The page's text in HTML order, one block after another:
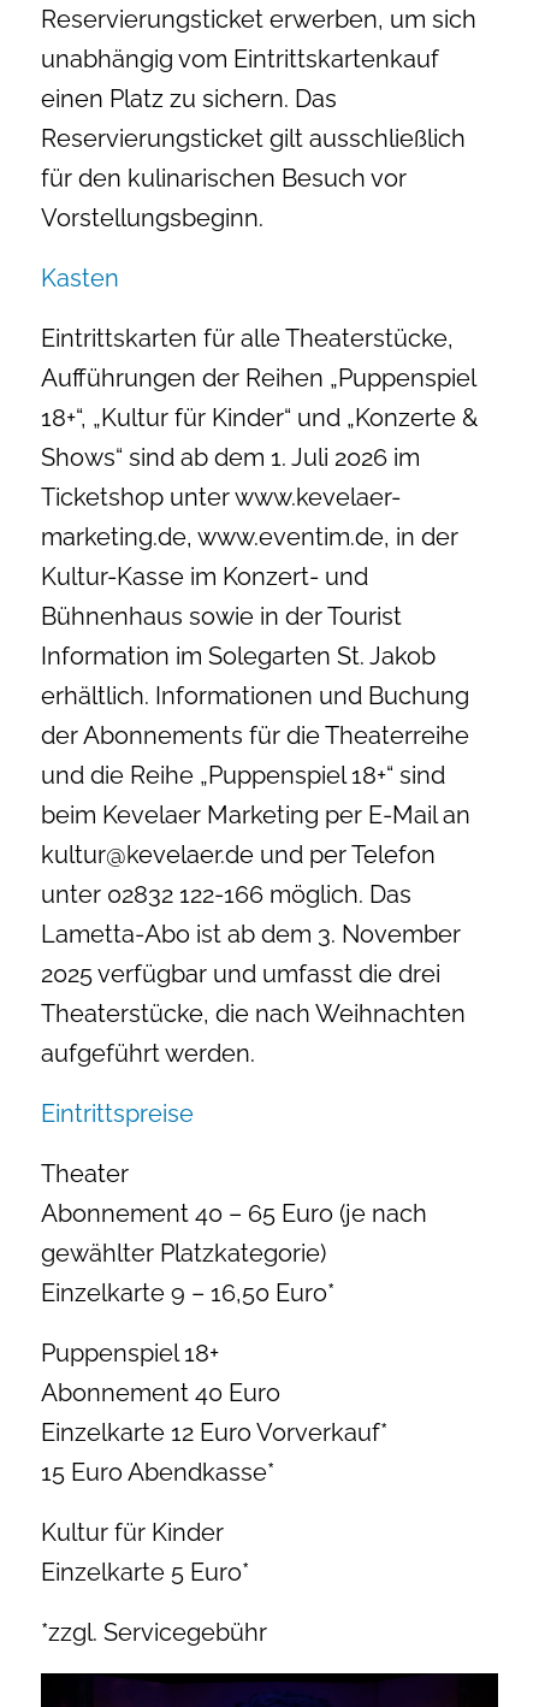
Reservierungsticket erwerben, um sich
unabhängig vom Eintrittskartenkauf
einen Platz zu sichern. Das
Reservierungsticket gilt ausschließlich
für den kulinarischen Besuch vor
Vorstellungsbeginn.
Kasten
Eintrittskarten für alle Theaterstücke,
Aufführungen der Reihen „Puppenspiel
18+“, „Kultur für Kinder“ und „Konzerte &
Shows“ sind ab dem 1. Juli 2026 im
Ticketshop unter www.kevelaer-
marketing.de, www.eventim.de, in der
Kultur-Kasse im Konzert- und
Bühnenhaus sowie in der Tourist
Information im Solegarten St. Jakob
erhältlich. Informationen und Buchung
der Abonnements für die Theaterreihe
und die Reihe „Puppenspiel 18+“ sind
beim Kevelaer Marketing per E-Mail an
kultur@kevelaer.de und per Telefon
unter 02832 122-166 möglich. Das
Lametta-Abo ist ab dem 3. November
2025 verfügbar und umfasst die drei
Theaterstücke, die nach Weihnachten
aufgeführt werden.
Eintrittspreise
Theater
Abonnement 40 – 65 Euro (je nach
gewählter Platzkategorie)
Einzelkarte 9 – 16,50 Euro*
Puppenspiel 18+
Abonnement 40 Euro
Einzelkarte 12 Euro Vorverkauf*
15 Euro Abendkasse*
Kultur für Kinder
Einzelkarte 5 Euro*
*zzgl. Servicegebühr